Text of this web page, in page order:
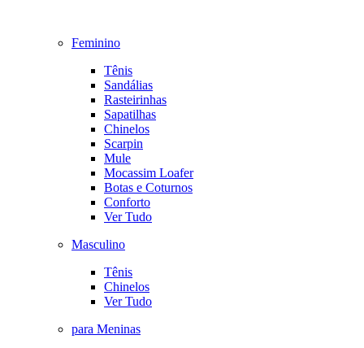
Feminino
Tênis
Sandálias
Rasteirinhas
Sapatilhas
Chinelos
Scarpin
Mule
Mocassim Loafer
Botas e Coturnos
Conforto
Ver Tudo
Masculino
Tênis
Chinelos
Ver Tudo
para Meninas